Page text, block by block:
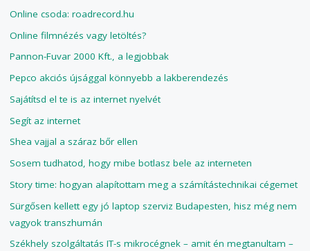
Online csoda: roadrecord.hu
Online filmnézés vagy letöltés?
Pannon-Fuvar 2000 Kft., a legjobbak
Pepco akciós újsággal könnyebb a lakberendezés
Sajátítsd el te is az internet nyelvét
Segít az internet
Shea vajjal a száraz bőr ellen
Sosem tudhatod, hogy mibe botlasz bele az interneten
Story time: hogyan alapítottam meg a számítástechnikai cégemet
Sürgősen kellett egy jó laptop szerviz Budapesten, hisz még nem
vagyok transzhumán
Székhely szolgáltatás IT-s mikrocégnek – amit én megtanultam –